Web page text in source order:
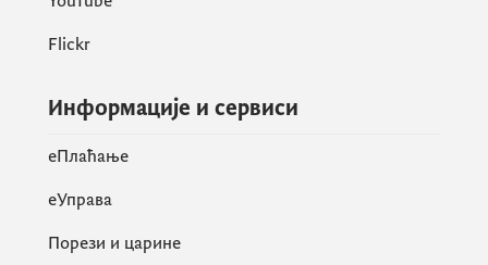
Flickr
Информације и сервиси
eПлаћање
еУправа
Порези и царине